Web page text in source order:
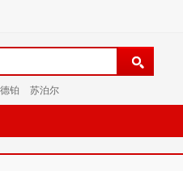
德铂 苏泊尔